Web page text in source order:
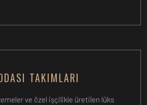
TAKIMLARI
ve özel işçilikle üretilen lüks